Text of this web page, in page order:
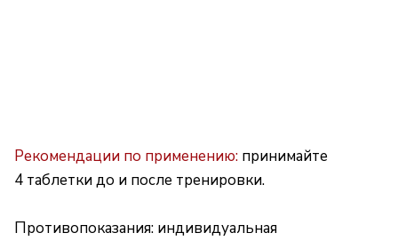
Рекомендации по применению: принимайте
4 таблетки до и после тренировки.
Противопоказания: индивидуальная